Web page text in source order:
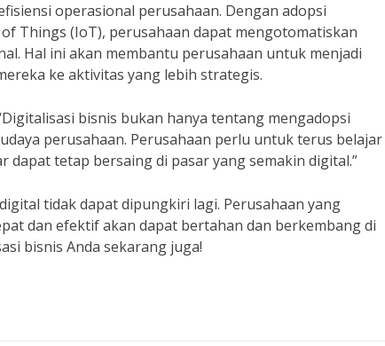
operasional perusahaan. Dengan adopsi
Things (IoT), perusahaan dapat mengotomatiskan
Hal ini akan membantu perusahaan untuk menjadi
ke aktivitas yang lebih strategis.
bisnis bukan hanya tentang mengadopsi
perusahaan. Perusahaan perlu untuk terus belajar
tetap bersaing di pasar yang semakin digital.”
tidak dapat dipungkiri lagi. Perusahaan yang
dan efektif akan dapat bertahan dan berkembang di
bisnis Anda sekarang juga!